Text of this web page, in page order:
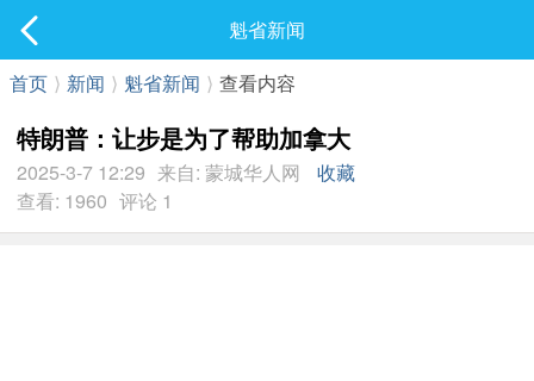
最新发表
魁省新闻
首页 ⟩ 新闻 ⟩ 魁省新闻 ⟩ 查看内容
特朗普：让步是为了帮助加拿大
2025-3-7 12:29 来自: 蒙城华人网
收藏
查看: 1960 评论 1